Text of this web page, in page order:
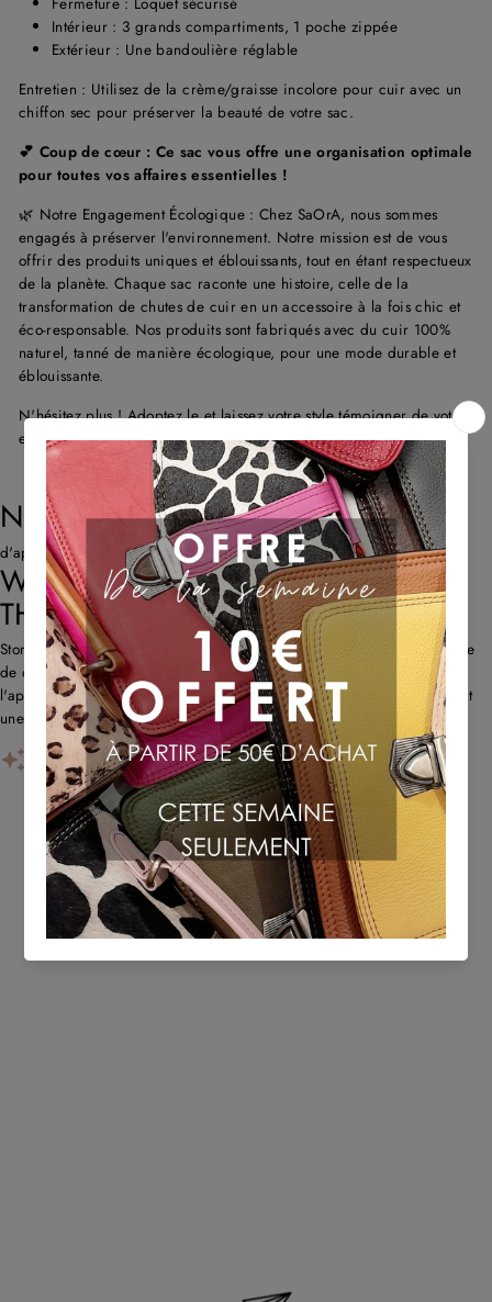
Intérieur : 3 grands compartiments, 1 poche zippée
Extérieur : Une bandoulière réglable
Entretien : Utilisez de la crème/graisse incolore pour cuir avec un
chiffon sec pour préserver la beauté de votre sac.
💕 Coup de cœur : Ce sac vous offre une organisation optimale
pour toutes vos affaires essentielles !
🌿 Notre Engagement Écologique : Chez SaOrA, nous sommes
engagés à préserver l'environnement. Notre mission est de vous
offrir des produits uniques et éblouissants, tout en étant respectueux
de la planète. Chaque sac raconte une histoire, celle de la
transformation de chutes de cuir en un accessoire à la fois chic et
éco-responsable. Nos produits sont fabriqués avec du cuir 100%
naturel, tanné de manière écologique, pour une mode durable et
éblouissante.
N'hésitez plus ! Adoptez le et laissez votre style témoigner de votre
engagement pour une mode éthique et tendance.
NOS AVIS CLIENTS
d'après 667 avis
WHAT CUSTOMERS THINK ABOUT
THE STORE
Store propose des sacs en cuir uniques et recyclés avec un savoir-faire
de qualité et une livraison rapide. Les clients louent l'originalité,
l'approche écologique et le service client réactif. Certains remarquent
une forte odeur de cuir au début et des problè...
AI-GENERATED FROM CUSTOMER REVIEWS.
TU POURRAIS AUSSI AIMER